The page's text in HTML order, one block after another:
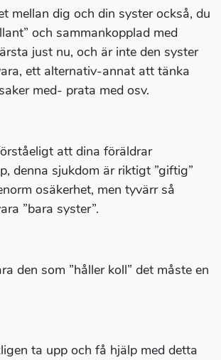
mellan dig och din syster också, du
och sammankopplad med
just nu, och är inte den syster
ett alternativ-annat att tänka
med- prata med osv.
att dina föräldrar
denna sjukdom är riktigt ”giftig”
osäkerhet, men tyvärr så
”bara syster”.
den som ”håller koll” det måste en
ta upp och få hjälp med detta